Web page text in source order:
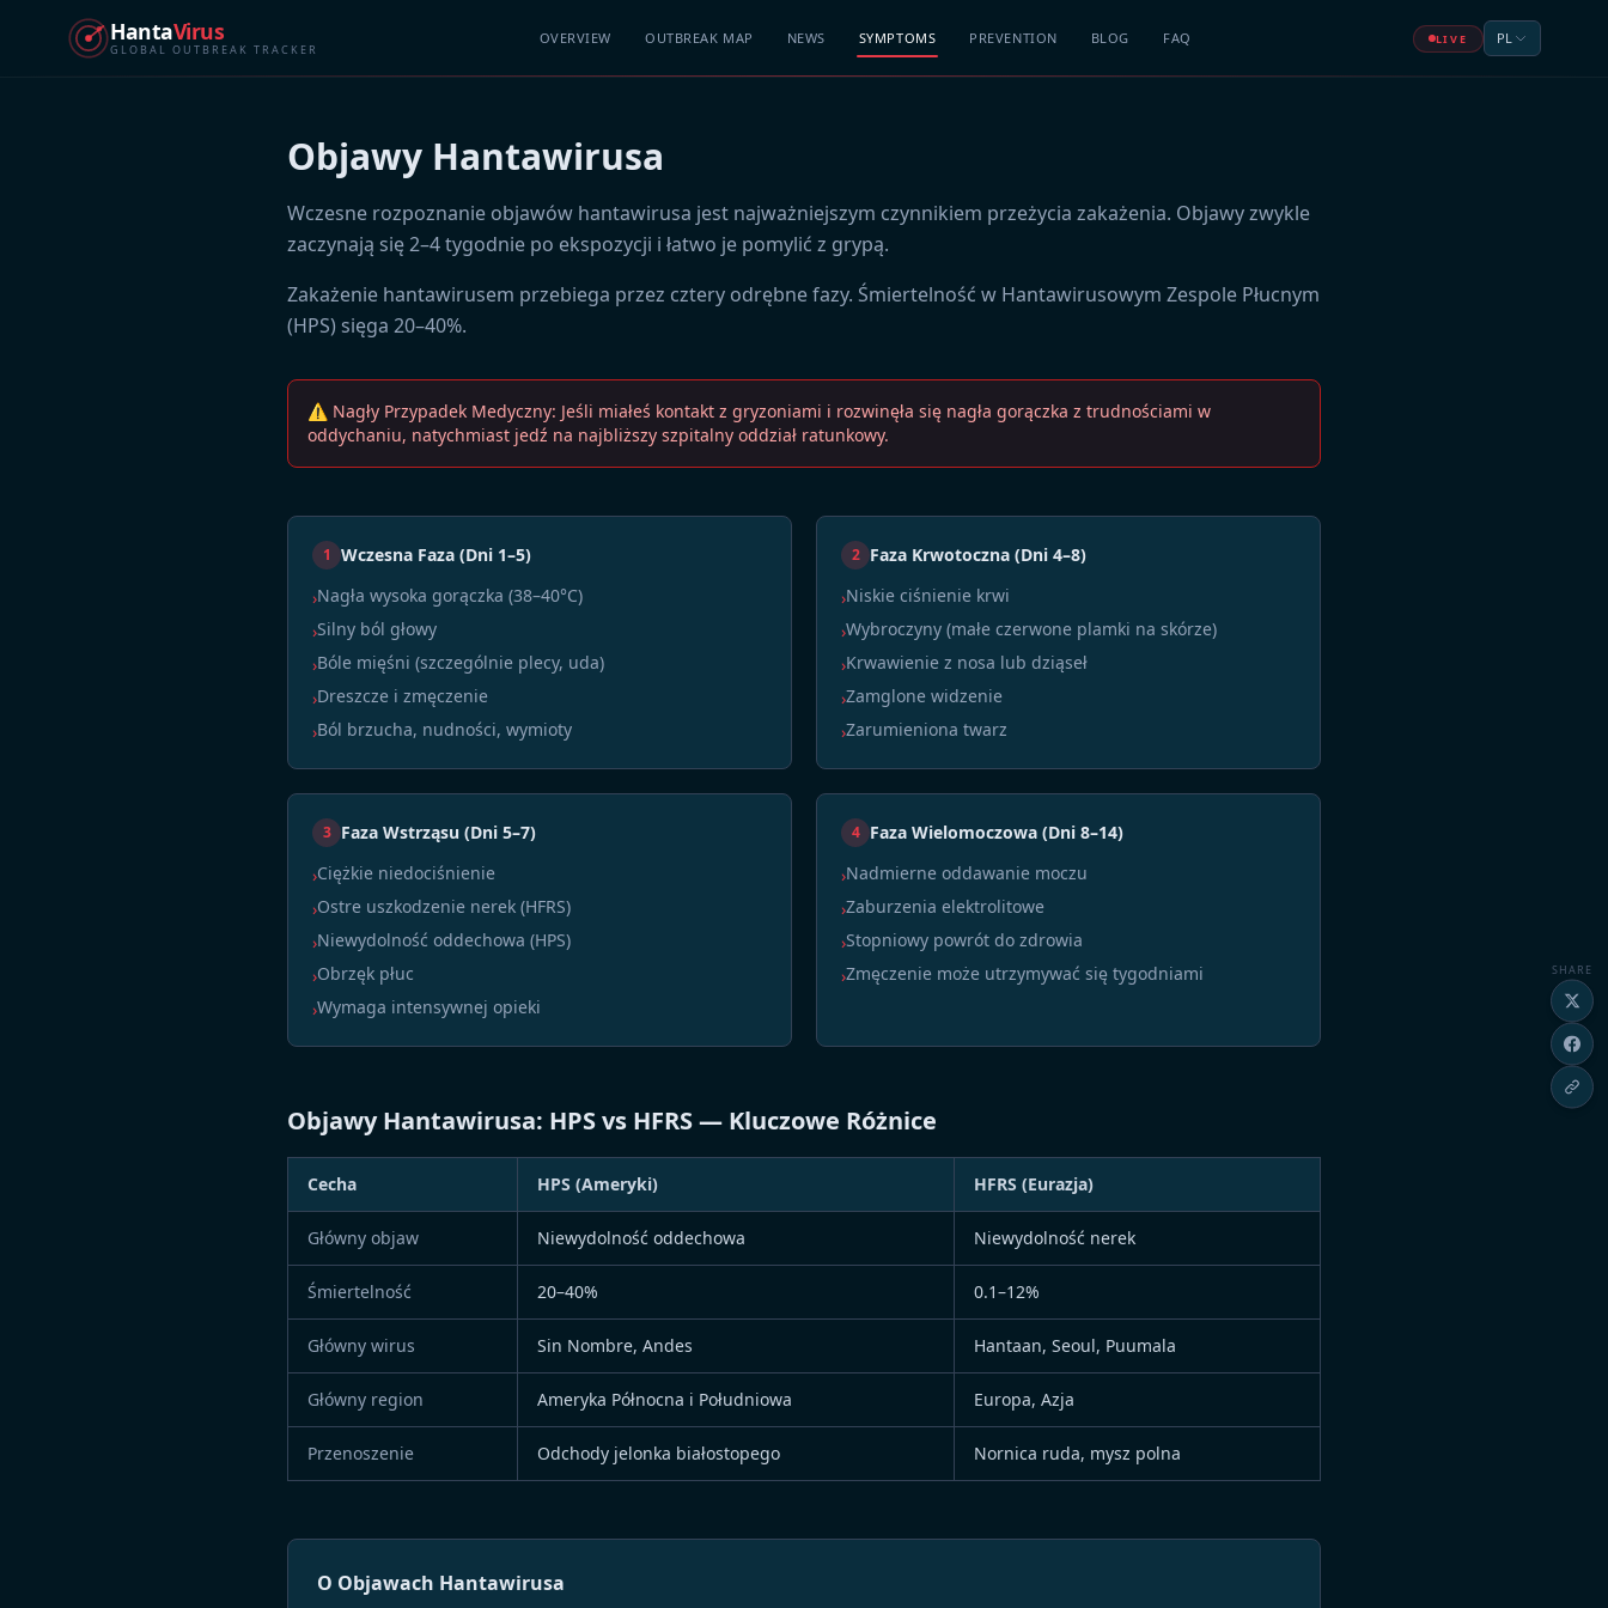
HantaVirus
GLOBAL OUTBREAK TRACKER
OVERVIEW OUTBREAK MAP NEWS SYMPTOMS PREVENTION BLOG FAQ LIVE PL
Objawy Hantawirusa
Wczesne rozpoznanie objawów hantawirusa jest najważniejszym czynnikiem przeżycia zakażenia. Objawy zwykle
zaczynają się 2–4 tygodnie po ekspozycji i łatwo je pomylić z grypą.
Zakażenie hantawirusem przebiega przez cztery odrębne fazy. Śmiertelność w Hantawirusowym Zespole Płucnym
(HPS) sięga 20–40%.
⚠ Nagły Przypadek Medyczny: Jeśli miałeś kontakt z gryzoniami i rozwinęła się nagła gorączka z trudnościami w
oddychaniu, natychmiast jedź na najbliższy szpitalny oddział ratunkowy.
1 Wczesna Faza (Dni 1–5)
›Nagła wysoka gorączka (38–40°C)
›Silny ból głowy
›Bóle mięśni (szczególnie plecy, uda)
›Dreszcze i zmęczenie
›Ból brzucha, nudności, wymioty
2 Faza Krwotoczna (Dni 4–8)
›Niskie ciśnienie krwi
›Wybroczyny (małe czerwone plamki na skórze)
›Krwawienie z nosa lub dziąseł
›Zamglone widzenie
›Zarumieniona twarz
3 Faza Wstrząsu (Dni 5–7)
›Ciężkie niedociśnienie
›Ostre uszkodzenie nerek (HFRS)
›Niewydolność oddechowa (HPS)
›Obrzęk płuc
›Wymaga intensywnej opieki
4 Faza Wielomoczowa (Dni 8–14)
›Nadmierne oddawanie moczu
›Zaburzenia elektrolitowe
›Stopniowy powrót do zdrowia
›Zmęczenie może utrzymywać się tygodniami
Objawy Hantawirusa: HPS vs HFRS — Kluczowe Różnice
Cecha HPS (Ameryki) HFRS (Eurazja)
Główny objaw Niewydolność oddechowa Niewydolność nerek
Śmiertelność 20–40% 0.1–12%
Główny wirus Sin Nombre, Andes Hantaan, Seoul, Puumala
Główny region Ameryka Północna i Południowa Europa, Azja
Przenoszenie Odchody jelonka białostopego Nornica ruda, mysz polna
O Objawach Hantawirusa
SHARE